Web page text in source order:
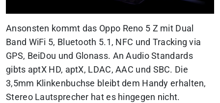
Ansonsten kommt das Oppo Reno 5 Z mit Dual
Band WiFi 5, Bluetooth 5.1, NFC und Tracking via
GPS, BeiDou und Glonass. An Audio Standards
gibts aptX HD, aptX, LDAC, AAC und SBC. Die
3,5mm Klinkenbuchse bleibt dem Handy erhalten,
Stereo Lautsprecher hat es hingegen nicht.